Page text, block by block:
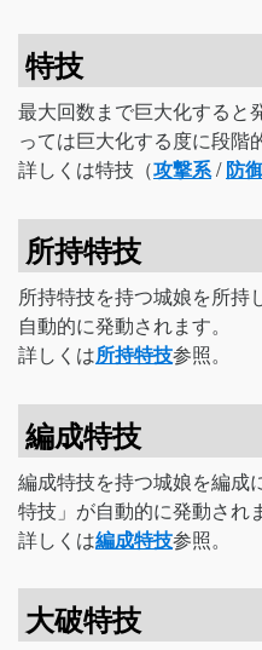
特技
最大回数まで巨大化すると
っては巨大化する度に段階
詳しくは特技（攻撃系/防
所持特技
所持特技を持つ城娘を所持
自動的に発動されます。
詳しくは所持特技参照。
編成特技
編成特技を持つ城娘を編成
特技」が自動的に発動され
詳しくは編成特技参照。
大破特技